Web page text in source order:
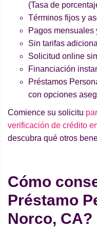
(Tasa de
Términos fijos y
Pagos mensuales
Sin tarifas
Solicitud online
Financiación
Préstamos
con opciones
Comience su solicitu
verificación de crédito
descubra qué otros
Cómo
Préstamo
Norco, CA?